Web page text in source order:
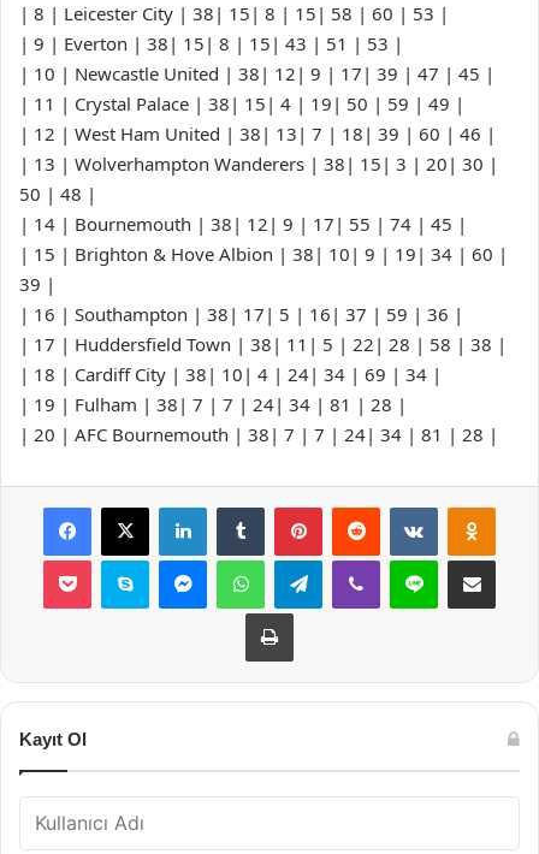
| 8 | Leicester City | 38| 15| 8 | 15| 58 | 60 | 53 |
| 9 | Everton | 38| 15| 8 | 15| 43 | 51 | 53 |
| 10 | Newcastle United | 38| 12| 9 | 17| 39 | 47 | 45 |
| 11 | Crystal Palace | 38| 15| 4 | 19| 50 | 59 | 49 |
| 12 | West Ham United | 38| 13| 7 | 18| 39 | 60 | 46 |
| 13 | Wolverhampton Wanderers | 38| 15| 3 | 20| 30 |
50 | 48 |
| 14 | Bournemouth | 38| 12| 9 | 17| 55 | 74 | 45 |
| 15 | Brighton & Hove Albion | 38| 10| 9 | 19| 34 | 60 |
39 |
| 16 | Southampton | 38| 17| 5 | 16| 37 | 59 | 36 |
| 17 | Huddersfield Town | 38| 11| 5 | 22| 28 | 58 | 38 |
| 18 | Cardiff City | 38| 10| 4 | 24| 34 | 69 | 34 |
| 19 | Fulham | 38| 7 | 7 | 24| 34 | 81 | 28 |
| 20 | AFC Bournemouth | 38| 7 | 7 | 24| 34 | 81 | 28 |
Facebook
X LinkedInTumblr PinterestReddit VKontakte
Pocket Skype MessengerWhatsAppTelegramViber Line E-Posta ile
Yazdır
Kayıt Ol